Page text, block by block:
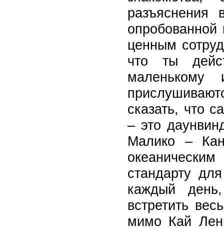
опробованной
ценным
что ты
маленькому
сказать, что
– это
Малико –
стандарту
каждый
встретить
мимо Кай